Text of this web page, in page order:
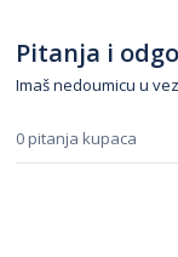
Pitanja i
Imaš nedoumicu u
0 pitanja kupaca